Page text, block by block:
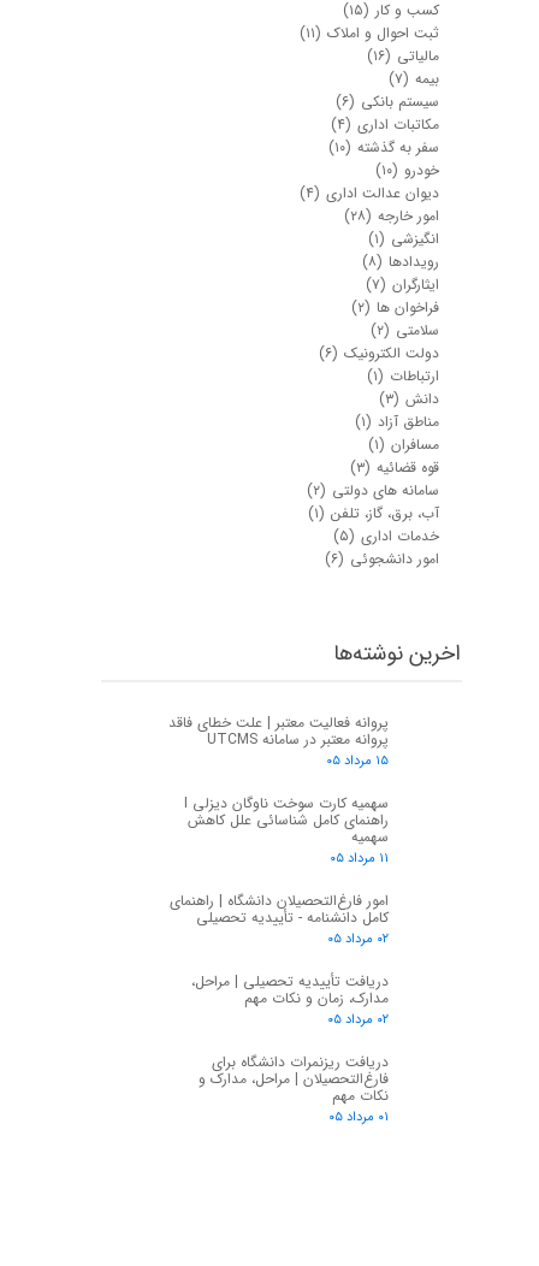
کسب و کار (۱۵)
ثبت احوال و املاک (۱۱)
مالیاتی (۱۶)
بیمه (۷)
سیستم بانکی (۶)
مکاتبات اداری (۴)
سفر به گذشته (۱۰)
خودرو (۱۰)
دیوان عدالت اداری (۴)
امور خارجه (۲۸)
انگیزشی (۱)
رویدادها (۸)
ایثارگران (۷)
فراخوان ها (۲)
سلامتی (۲)
دولت الکترونیک (۶)
ارتباطات (۱)
دانش (۳)
مناطق آزاد (۱)
مسافران (۱)
قوه قضائیه (۳)
سامانه های دولتی (۲)
آب، برق، گاز، تلفن (۱)
خدمات اداری (۵)
امور دانشجوئی (۶)
اخرین نوشته‌ها
پروانه فعالیت معتبر | علت خطای فاقد
پروانه معتبر در سامانه UTCMS
۱۵ مرداد ۰۵
سهمیه کارت سوخت ناوگان دیزلی I
راهنمای کامل شناسائی علل کاهش
سهمیه
۱۱ مرداد ۰۵
امور فارغ‌التحصیلان دانشگاه | راهنمای
کامل دانشنامه - تأییدیه تحصیلی
۰۲ مرداد ۰۵
دریافت تأییدیه تحصیلی | مراحل،
مدارک، زمان و نکات مهم
۰۲ مرداد ۰۵
دریافت ریزنمرات دانشگاه برای
فارغ‌التحصیلان | مراحل، مدارک و
نکات مهم
۰۱ مرداد ۰۵